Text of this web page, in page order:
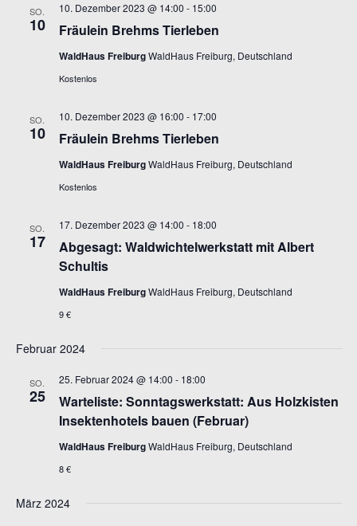
SO.
10 Fräulein Brehms Tierleben
10. Dezember 2023 @ 14:00 - 15:00
WaldHaus FreiburgWaldHaus Freiburg, Deutschland
Kostenlos
SO.
10 Fräulein Brehms Tierleben
10. Dezember 2023 @ 16:00 - 17:00
WaldHaus FreiburgWaldHaus Freiburg, Deutschland
Kostenlos
SO.
17
Abgesagt: Waldwichtelwerkstatt mit Albert
Schultis
17. Dezember 2023 @ 14:00 - 18:00
WaldHaus FreiburgWaldHaus Freiburg, Deutschland
9 €
Februar 2024
SO.
25
Warteliste: Sonntagswerkstatt: Aus Holzkisten
Insektenhotels bauen (Februar)
25. Februar 2024 @ 14:00 - 18:00
WaldHaus FreiburgWaldHaus Freiburg, Deutschland
8 €
März 2024